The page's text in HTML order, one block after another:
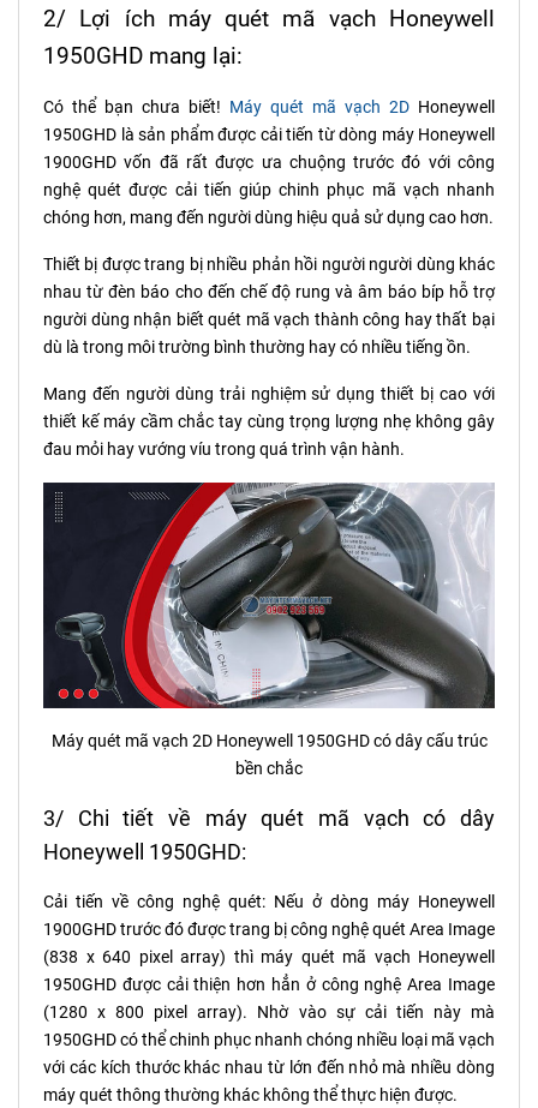
2/ Lợi ích máy quét mã vạch Honeywell
1950GHD mang lại:
Có thể bạn chưa biết! Máy quét mã vạch 2D Honeywell
1950GHD là sản phẩm được cải tiến từ dòng máy Honeywell
1900GHD vốn đã rất được ưa chuộng trước đó với công
nghệ quét được cải tiến giúp chinh phục mã vạch nhanh
chóng hơn, mang đến người dùng hiệu quả sử dụng cao hơn.
Thiết bị được trang bị nhiều phản hồi người người dùng khác
nhau từ đèn báo cho đến chế độ rung và âm báo bíp hỗ trợ
người dùng nhận biết quét mã vạch thành công hay thất bại
dù là trong môi trường bình thường hay có nhiều tiếng ồn.
Mang đến người dùng trải nghiệm sử dụng thiết bị cao với
thiết kế máy cầm chắc tay cùng trọng lượng nhẹ không gây
đau mỏi hay vướng víu trong quá trình vận hành.
Máy quét mã vạch 2D Honeywell 1950GHD có dây cấu trúc
bền chắc
3/ Chi tiết về máy quét mã vạch có dây
Honeywell 1950GHD:
Cải tiến về công nghệ quét: Nếu ở dòng máy Honeywell
1900GHD trước đó được trang bị công nghệ quét Area Image
(838 x 640 pixel array) thì máy quét mã vạch Honeywell
1950GHD được cải thiện hơn hẳn ở công nghệ Area Image
(1280 x 800 pixel array). Nhờ vào sự cải tiến này mà
1950GHD có thể chinh phục nhanh chóng nhiều loại mã vạch
với các kích thước khác nhau từ lớn đến nhỏ mà nhiều dòng
máy quét thông thường khác không thể thực hiện được.